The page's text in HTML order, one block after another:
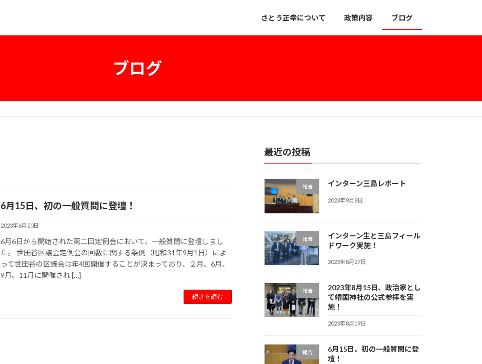
さとう正幸について 政策内容 ブログ
ブログ
6月15日、初の一般質問に登壇！
2023年6月20日
6月6日から開始された第二回定例会において、一般質問に登壇しまし
た。 世田谷区議会定例会の回数に関する条例（昭和31年9月1日）によ
って世田谷の区議会は年4回開催することが決まっており、２月、6月、
9月、11月に開催され […]
続きを読む
最近の投稿
報告 インターン三島レポート
2023年9月8日
報告
インターン生と三島フィール
ドワーク実施！
2023年8月27日
報告
2023年8月15日、政治家とし
て靖国神社の公式参拝を実
施！
2023年8月19日
報告
6月15日、初の一般質問に登
壇！